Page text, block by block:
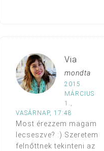
Via
mondta
2015.
MÁRCIUS
1.,
VASÁRNAP, 17:48
Most érezzem magam
lecseszve? :) Szeretem
felnőttnek tekinteni az